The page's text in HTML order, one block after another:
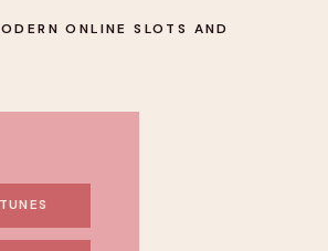
ONLINE SLOTS AND